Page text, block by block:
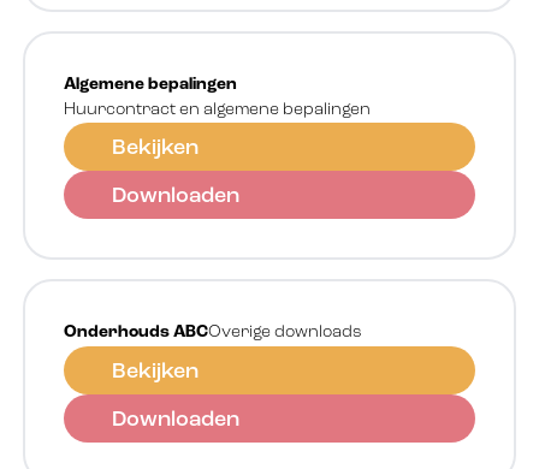
Algemene bepalingen
Huurcontract en algemene bepalingen
Bekijken
Downloaden
Onderhouds ABCOverige downloads
Bekijken
Downloaden